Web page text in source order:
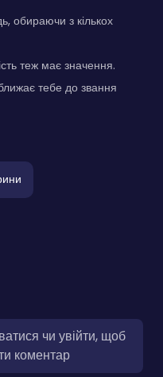
обираючи з кількох
теж має значення.
тебе до звання
чи увійти, щоб
коментар